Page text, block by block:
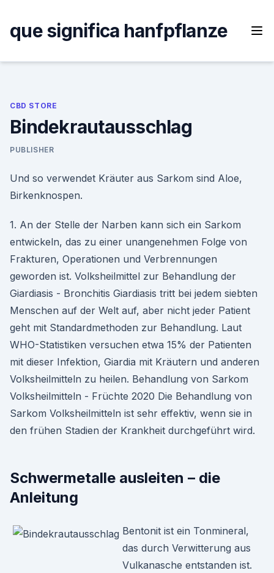
content
que significa hanfpflanze
CBD STORE
Bindekrautausschlag
PUBLISHER
Und so verwendet Kräuter aus Sarkom sind Aloe,
Birkenknospen.
1. An der Stelle der Narben kann sich ein Sarkom
entwickeln, das zu einer unangenehmen Folge von
Frakturen, Operationen und Verbrennungen
geworden ist. Volksheilmittel zur Behandlung der
Giardiasis - Bronchitis Giardiasis tritt bei jedem siebten
Menschen auf der Welt auf, aber nicht jeder Patient
geht mit Standardmethoden zur Behandlung. Laut
WHO-Statistiken versuchen etwa 15% der Patienten
mit dieser Infektion, Giardia mit Kräutern und anderen
Volksheilmitteln zu heilen. Behandlung von Sarkom
Volksheilmitteln - Früchte 2020 Die Behandlung von
Sarkom Volksheilmitteln ist sehr effektiv, wenn sie in
den frühen Stadien der Krankheit durchgeführt wird.
Schwermetalle ausleiten – die
Anleitung
Bentonit ist ein Tonmineral,
das durch Verwitterung aus
Vulkanasche entstanden ist.